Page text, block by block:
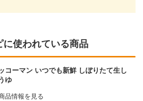
に使われている商品
コーマン いつでも新鮮 しぼりたて生し
ゆ
品情報を見る